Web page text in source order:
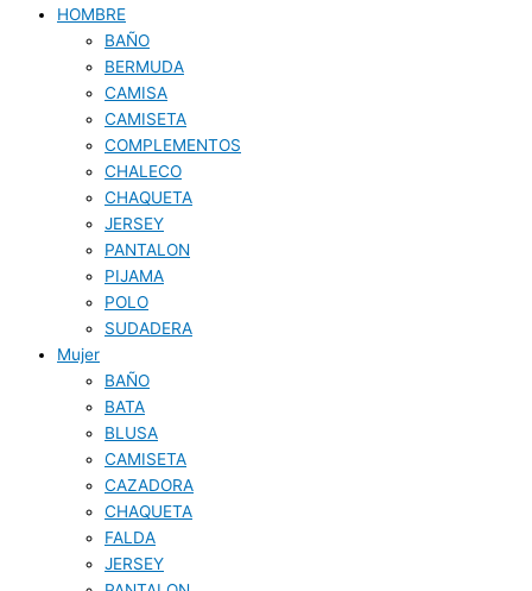
HOMBRE
BAÑO
BERMUDA
CAMISA
CAMISETA
COMPLEMENTOS
CHALECO
CHAQUETA
JERSEY
PANTALON
PIJAMA
POLO
SUDADERA
Mujer
BAÑO
BATA
BLUSA
CAMISETA
CAZADORA
CHAQUETA
FALDA
JERSEY